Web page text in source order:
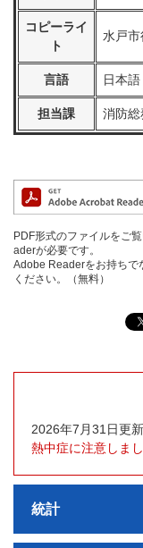
コピーライ
ト
水戸市
言語 日本語
担当課 消防総
PDF形式のファイルをご
aderが必要です。
Adobe Readerをお持ちで
ください。（無料）
2026年7月31日更新
熱中症に注意しま
統計